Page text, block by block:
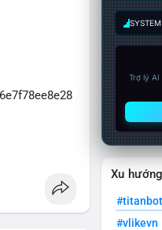
Trợ lý
Xu
#titanbot
#vlikevn